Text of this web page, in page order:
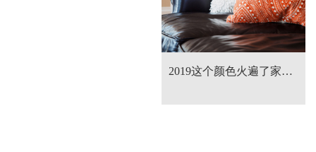
2019这个颜色火遍了家居设计，你Pick了吗？